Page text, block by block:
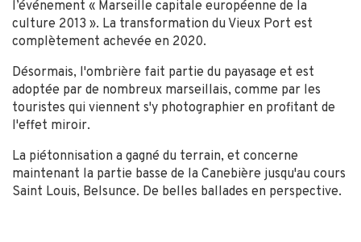
l’événement « Marseille capitale européenne de la
culture 2013 ». La transformation du Vieux Port est
complètement achevée en 2020.
Désormais, l'ombrière fait partie du payasage et est
adoptée par de nombreux marseillais, comme par les
touristes qui viennent s'y photographier en profitant de
l'effet miroir.
La piétonnisation a gagné du terrain, et concerne
maintenant la partie basse de la Canebière jusqu'au cours
Saint Louis, Belsunce. De belles ballades en perspective.